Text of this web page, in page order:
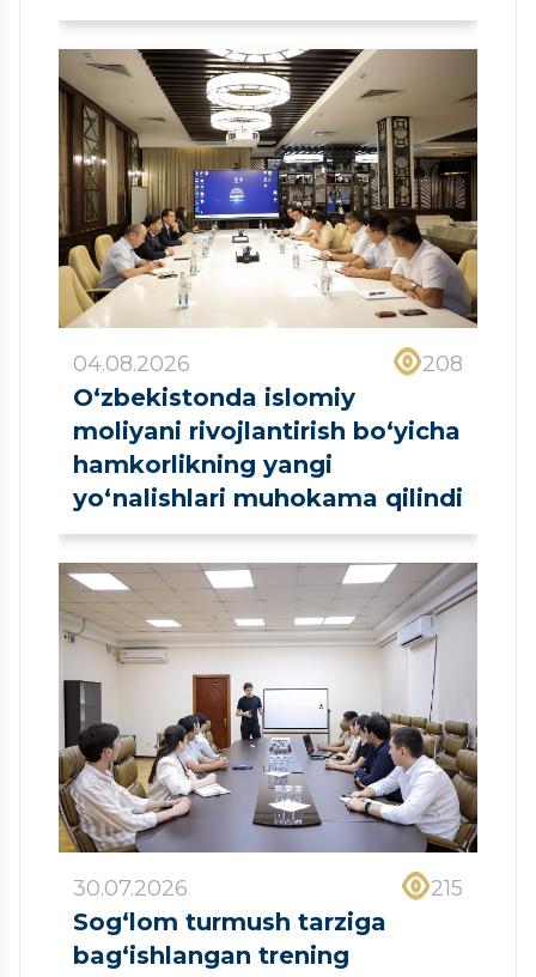
ro‘yxatdan o‘tkazildi
04.08.2026 208
O‘zbekistonda islomiy
moliyani rivojlantirish bo‘yicha
hamkorlikning yangi
yo‘nalishlari muhokama qilindi
30.07.2026 215
Sog‘lom turmush tarziga
bag‘ishlangan trening